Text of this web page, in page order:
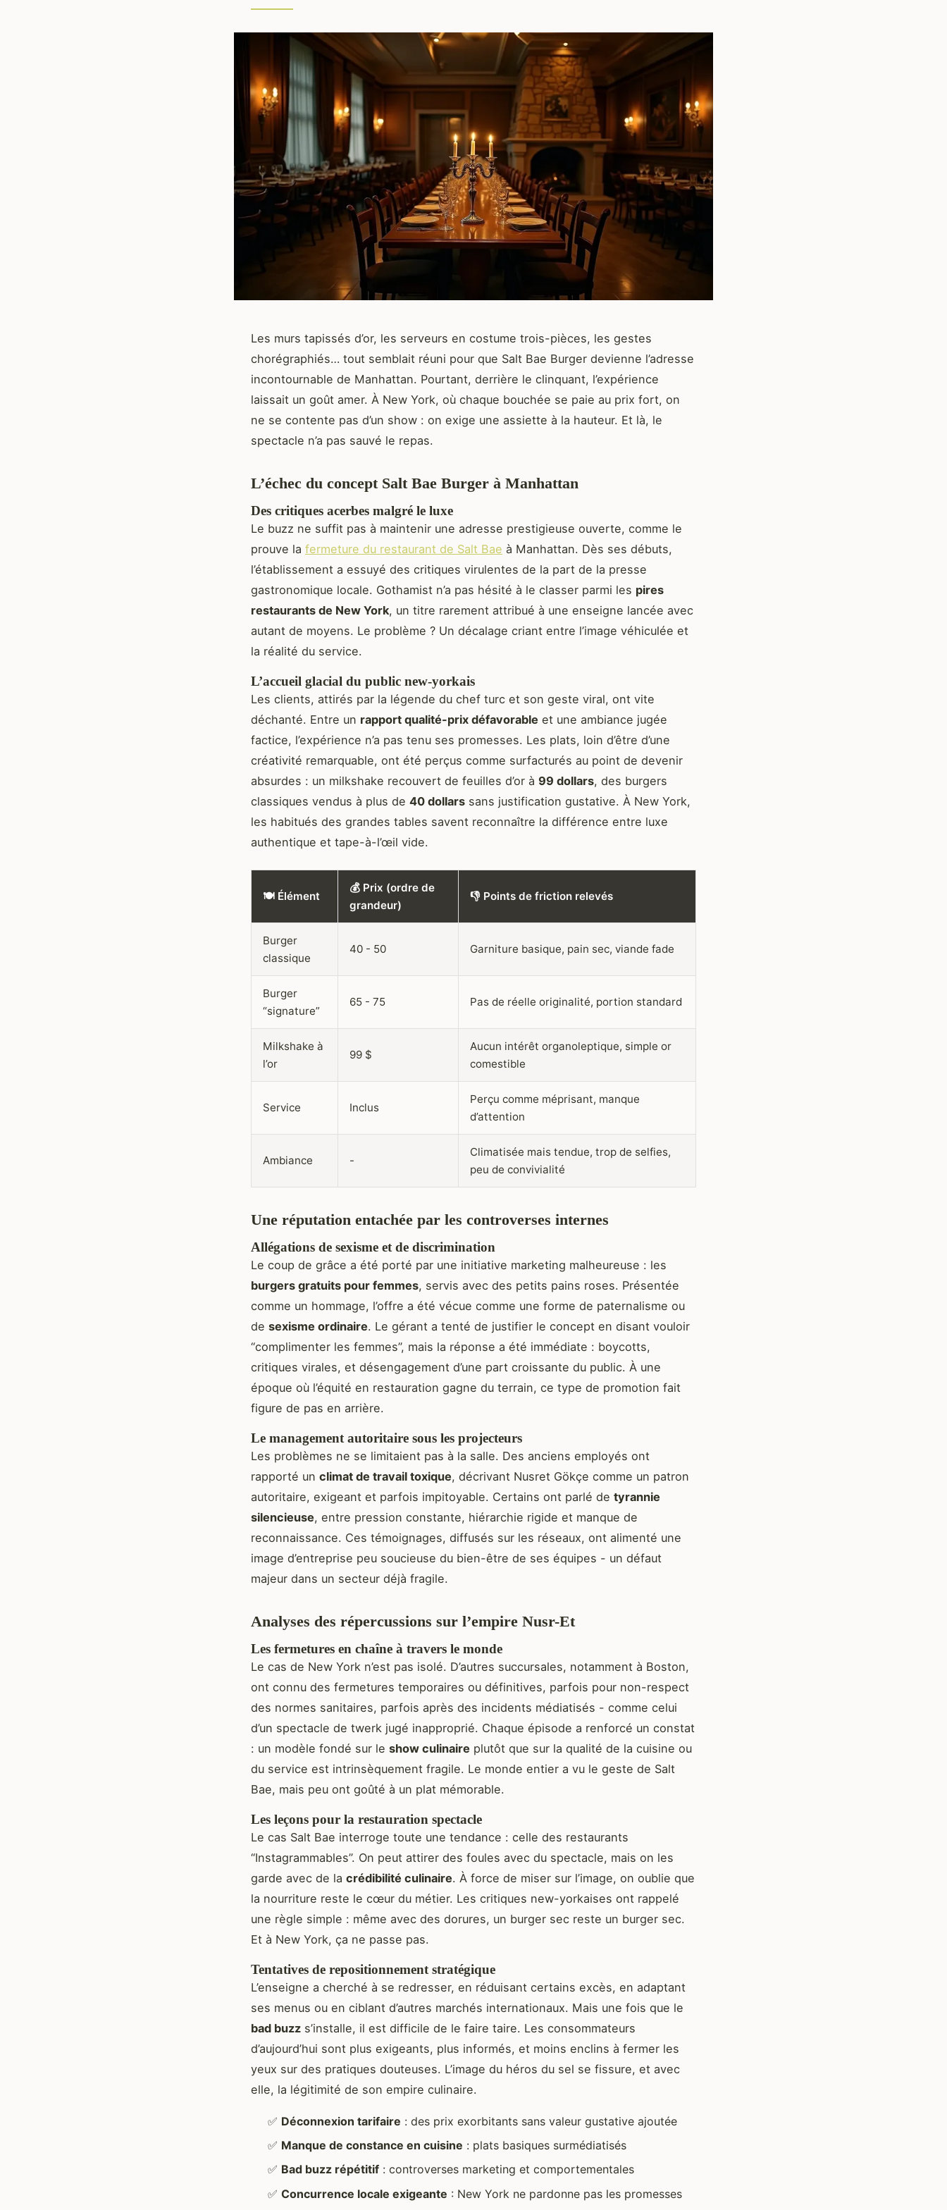
Les murs tapissés d’or, les serveurs en costume trois-pièces, les gestes
chorégraphiés… tout semblait réuni pour que Salt Bae Burger devienne l’adresse
incontournable de Manhattan. Pourtant, derrière le clinquant, l’expérience
laissait un goût amer. À New York, où chaque bouchée se paie au prix fort, on
ne se contente pas d’un show : on exige une assiette à la hauteur. Et là, le
spectacle n’a pas sauvé le repas.
L’échec du concept Salt Bae Burger à Manhattan
Des critiques acerbes malgré le luxe
Le buzz ne suffit pas à maintenir une adresse prestigieuse ouverte, comme le
prouve la fermeture du restaurant de Salt Bae à Manhattan. Dès ses débuts,
l’établissement a essuyé des critiques virulentes de la part de la presse
gastronomique locale. Gothamist n’a pas hésité à le classer parmi les pires
restaurants de New York, un titre rarement attribué à une enseigne lancée avec
autant de moyens. Le problème ? Un décalage criant entre l’image véhiculée et
la réalité du service.
L’accueil glacial du public new-yorkais
Les clients, attirés par la légende du chef turc et son geste viral, ont vite
déchanté. Entre un rapport qualité-prix défavorable et une ambiance jugée
factice, l’expérience n’a pas tenu ses promesses. Les plats, loin d’être d’une
créativité remarquable, ont été perçus comme surfacturés au point de devenir
absurdes : un milkshake recouvert de feuilles d’or à 99 dollars, des burgers
classiques vendus à plus de 40 dollars sans justification gustative. À New York,
les habitués des grandes tables savent reconnaître la différence entre luxe
authentique et tape-à-l’œil vide.
🍽️ Élément
💰 Prix (ordre de
grandeur)
👎 Points de friction relevés
Burger
classique
40 - 50 Garniture basique, pain sec, viande fade
Burger
“signature”
65 - 75 Pas de réelle originalité, portion standard
Milkshake à
l’or
99 $
Aucun intérêt organoleptique, simple or
comestible
Service Inclus
Perçu comme méprisant, manque
d’attention
Ambiance -
Climatisée mais tendue, trop de selfies,
peu de convivialité
Une réputation entachée par les controverses internes
Allégations de sexisme et de discrimination
Le coup de grâce a été porté par une initiative marketing malheureuse : les
burgers gratuits pour femmes, servis avec des petits pains roses. Présentée
comme un hommage, l’offre a été vécue comme une forme de paternalisme ou
de sexisme ordinaire. Le gérant a tenté de justifier le concept en disant vouloir
“complimenter les femmes”, mais la réponse a été immédiate : boycotts,
critiques virales, et désengagement d’une part croissante du public. À une
époque où l’équité en restauration gagne du terrain, ce type de promotion fait
figure de pas en arrière.
Le management autoritaire sous les projecteurs
Les problèmes ne se limitaient pas à la salle. Des anciens employés ont
rapporté un climat de travail toxique, décrivant Nusret Gökçe comme un patron
autoritaire, exigeant et parfois impitoyable. Certains ont parlé de tyrannie
silencieuse, entre pression constante, hiérarchie rigide et manque de
reconnaissance. Ces témoignages, diffusés sur les réseaux, ont alimenté une
image d’entreprise peu soucieuse du bien-être de ses équipes - un défaut
majeur dans un secteur déjà fragile.
Analyses des répercussions sur l’empire Nusr-Et
Les fermetures en chaîne à travers le monde
Le cas de New York n’est pas isolé. D’autres succursales, notamment à Boston,
ont connu des fermetures temporaires ou définitives, parfois pour non-respect
des normes sanitaires, parfois après des incidents médiatisés - comme celui
d’un spectacle de twerk jugé inapproprié. Chaque épisode a renforcé un constat
: un modèle fondé sur le show culinaire plutôt que sur la qualité de la cuisine ou
du service est intrinsèquement fragile. Le monde entier a vu le geste de Salt
Bae, mais peu ont goûté à un plat mémorable.
Les leçons pour la restauration spectacle
Le cas Salt Bae interroge toute une tendance : celle des restaurants
“Instagrammables”. On peut attirer des foules avec du spectacle, mais on les
garde avec de la crédibilité culinaire. À force de miser sur l’image, on oublie que
la nourriture reste le cœur du métier. Les critiques new-yorkaises ont rappelé
une règle simple : même avec des dorures, un burger sec reste un burger sec.
Et à New York, ça ne passe pas.
Tentatives de repositionnement stratégique
L’enseigne a cherché à se redresser, en réduisant certains excès, en adaptant
ses menus ou en ciblant d’autres marchés internationaux. Mais une fois que le
bad buzz s’installe, il est difficile de le faire taire. Les consommateurs
d’aujourd’hui sont plus exigeants, plus informés, et moins enclins à fermer les
yeux sur des pratiques douteuses. L’image du héros du sel se fissure, et avec
elle, la légitimité de son empire culinaire.
✅ Déconnexion tarifaire : des prix exorbitants sans valeur gustative ajoutée
✅ Manque de constance en cuisine : plats basiques surmédiatisés
✅ Bad buzz répétitif : controverses marketing et comportementales
✅ Concurrence locale exigeante : New York ne pardonne pas les promesses